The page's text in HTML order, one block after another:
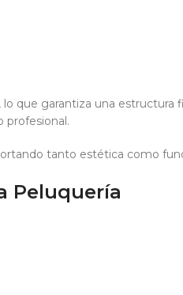
, lo que garantiza una estructura
profesional.
tanto estética como
Peluquería